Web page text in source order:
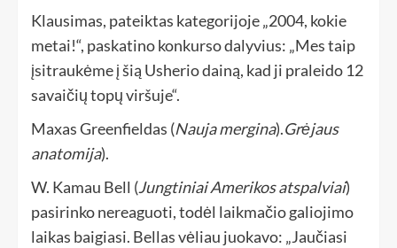
Klausimas, pateiktas kategorijoje „2004, kokie
metai!“, paskatino konkurso dalyvius: „Mes taip
įsitraukėme į šią Usherio dainą, kad ji praleido 12
savaičių topų viršuje“.
Maxas Greenfieldas (Nauja mergina).Grėjaus
anatomija).
W. Kamau Bell (Jungtiniai Amerikos atspalviai)
pasirinko nereaguoti, todėl laikmačio galiojimo
laikas baigiasi. Bellas vėliau juokavo: „Jaučiasi